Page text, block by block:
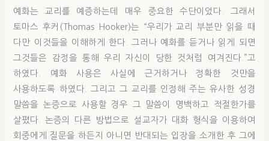
예화는 교리를 예증하는데 매우 중요한 수단이었다. 그래서
토마스 후커(Thomas Hooker)는 “우리가 교리 부분만 읽을 때
다만 이것들을 이해하게 한다. 그러나 예화를 듣거나 읽게 되면
그것들은 감정을 통해 우리 자신이 당한 것처럼 여겨진다.”고
하였다. 예화 사용은 사실에 근거하거나 정확한 것만을
사용하도록 하였다. 그리고 그 교리를 인정해 주는 유사한 성경
말씀을 논증으로 사용할 경우 그 말씀이 명백하고 적절한가를
살폈다. 논증의 다른 방법으로 설교자가 대화 형식을 이용하여
회중에게 질문을 하든지 아니면 반대되는 입장을 소개한 후 그에